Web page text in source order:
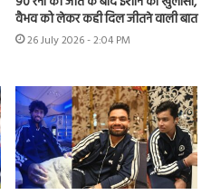
वैभव को लेकर कही दिल जीतने वाली बात
26 July 2026 - 2:04 PM